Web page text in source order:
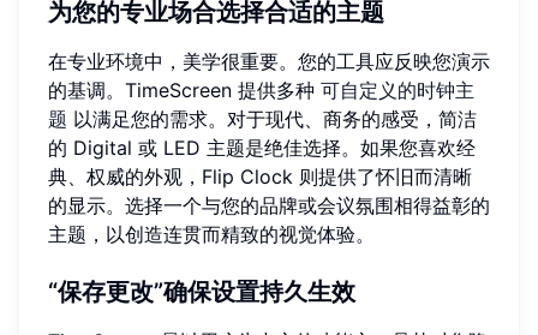
为您的专业场合选择合适的主题
在专业环境中，美学很重要。您的工具应反映您演示
的基调。TimeScreen 提供多种 可自定义的时钟主
题 以满足您的需求。对于现代、商务的感受，简洁
的 Digital 或 LED 主题是绝佳选择。如果您喜欢经
典、权威的外观，Flip Clock 则提供了怀旧而清晰
的显示。选择一个与您的品牌或会议氛围相得益彰的
主题，以创造连贯而精致的视觉体验。
“保存更改”确保设置持久生效